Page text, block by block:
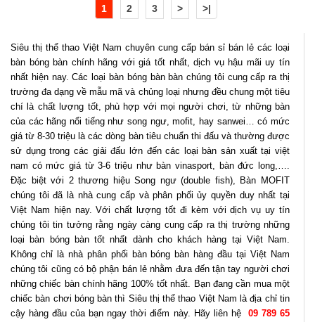
1 2 3 > >|
Siêu thị thể thao Việt Nam chuyên cung cấp bán sỉ bán lẻ các loại
bàn bóng bàn chính hãng với giá tốt nhất, dịch vụ hậu mãi uy tín
nhất hiện nay. Các loại bàn bóng bàn bàn chúng tôi cung cấp ra thị
trường đa dạng về mẫu mã và chủng loại nhưng đều chung một tiêu
chí là chất lượng tốt, phù hợp với mọi người chơi, từ những bàn
của các hãng nổi tiếng như song ngư, mofit, hay sanwei… có mức
giá từ 8-30 triệu là các dòng bàn tiêu chuẩn thi đấu và thường được
sử dụng trong các giải đấu lớn đến các loại bàn sản xuất tại việt
nam có mức giá từ 3-6 triệu như bàn vinasport, bàn đức long,….
Đặc biệt với 2 thương hiệu Song ngư (double fish), Bàn MOFIT
chúng tôi đã là nhà cung cấp và phân phối ủy quyền duy nhất tại
Việt Nam hiện nay. Với chất lượng tốt đi kèm với dịch vụ uy tín
chúng tôi tin tưởng rằng ngày càng cung cấp ra thị trường những
loại bàn bóng bàn tốt nhất dành cho khách hàng tại Việt Nam.
Không chỉ là nhà phân phối bàn bóng bàn hàng đầu tại Việt Nam
chúng tôi cũng có bộ phận bán lẻ nhằm đưa đến tận tay người chơi
những chiếc bàn chính hãng 100% tốt nhất. Bạn đang cần mua một
chiếc bàn chơi bóng bàn thì Siêu thị thể thao Việt Nam là địa chỉ tin
cậy hàng đầu của bạn ngay thời điểm này. Hãy liên hệ
09 789 65